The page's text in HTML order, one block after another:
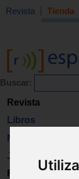
Revista Tienda
Buscar:
Revista
Libros
Material
Juguetes
Formación